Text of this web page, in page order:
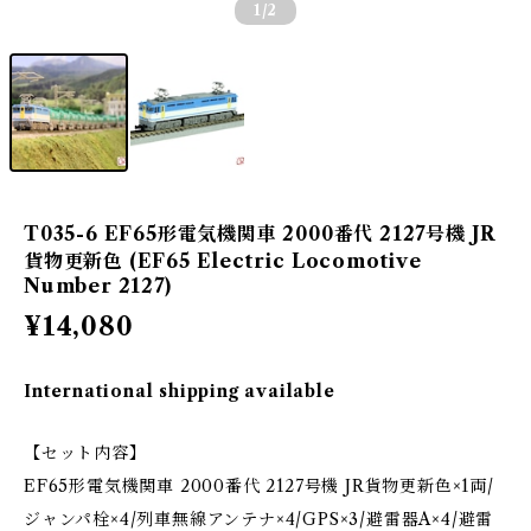
1 /2
T035-6 EF65形電気機関車 2000番代 2127号機 JR
貨物更新色 (EF65 Electric Locomotive
Number 2127)
¥14,080
International shipping available
【セット内容】
EF65形電気機関車 2000番代 2127号機 JR貨物更新色×1両/
ジャンパ栓×4/列車無線アンテナ×4/GPS×3/避雷器A×4/避雷